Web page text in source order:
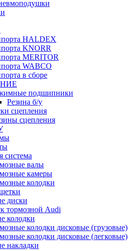
HALDEX
KNORR
MERITOR
WABCO
в сборе
подшипники
Резина б/у
сцепления
сцепления
система
валы
камеры
колодки
диски
тормозной Audi
колодки
колодки дисковые (грузовые)
колодки дисковые (легковые)
накладки